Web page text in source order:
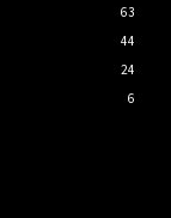
63
44
24
6